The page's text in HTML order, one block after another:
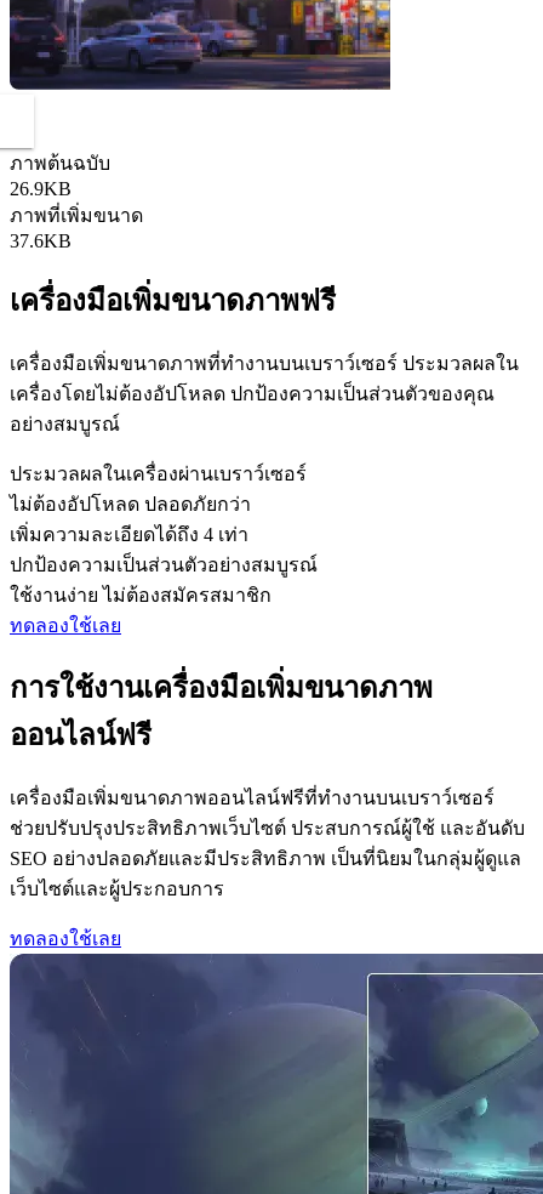
ภาพต้นฉบับ
26.9KB
ภาพที่เพิ่มขนาด
37.6KB
เครื่องมือเพิ่มขนาดภาพฟรี
เครื่องมือเพิ่มขนาดภาพที่ทำงานบนเบราว์เซอร์ ประมวลผลใน
เครื่องโดยไม่ต้องอัปโหลด ปกป้องความเป็นส่วนตัวของคุณ
อย่างสมบูรณ์
ประมวลผลในเครื่องผ่านเบราว์เซอร์
ไม่ต้องอัปโหลด ปลอดภัยกว่า
เพิ่มความละเอียดได้ถึง 4 เท่า
ปกป้องความเป็นส่วนตัวอย่างสมบูรณ์
ใช้งานง่าย ไม่ต้องสมัครสมาชิก
ทดลองใช้เลย
การใช้งานเครื่องมือเพิ่มขนาดภาพ
ออนไลน์ฟรี
เครื่องมือเพิ่มขนาดภาพออนไลน์ฟรีที่ทำงานบนเบราว์เซอร์
ช่วยปรับปรุงประสิทธิภาพเว็บไซต์ ประสบการณ์ผู้ใช้ และอันดับ
SEO อย่างปลอดภัยและมีประสิทธิภาพ เป็นที่นิยมในกลุ่มผู้ดูแล
เว็บไซต์และผู้ประกอบการ
ทดลองใช้เลย